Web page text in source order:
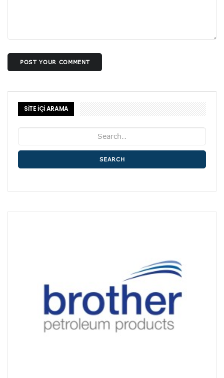
POST YOUR COMMENT
SİTE İÇİ ARAMA
SEARCH